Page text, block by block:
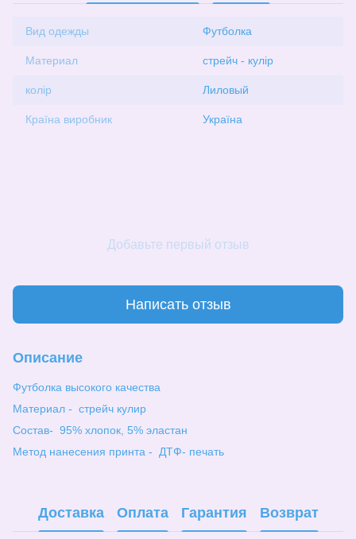
Вид одежды Футболка
Материал стрейч - кулір
колір Лиловый
Країна виробник Україна
Добавьте первый отзыв
Написать отзыв
Описание
Футболка высокого качества
Материал - стрейч кулир
Состав- 95% хлопок, 5% эластан
Метод нанесения принта - ДТФ- печать
Доставка Оплата Гарантия Возврат